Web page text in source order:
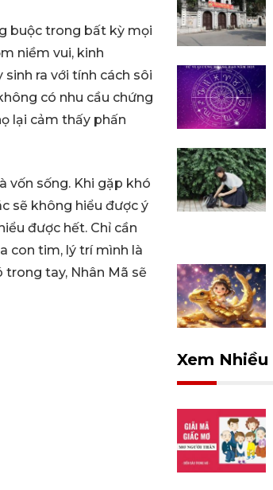
buộc trong bất kỳ mọi
niềm vui, kinh
ra với tính cách sôi
có nhu cầu chứng
lại cảm thấy phấn
vốn sống. Khi gặp khó
sẽ không hiểu được ý
được hết. Chỉ cần
con tim, lý trí mình là
tay, Nhân Mã sẽ
Xem Nhiều